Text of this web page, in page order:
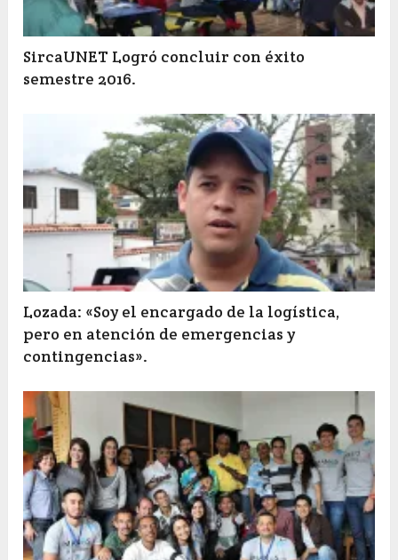
SircaUNET Logró concluir con éxito
semestre 2016.
Lozada: «Soy el encargado de la logística,
pero en atención de emergencias y
contingencias».